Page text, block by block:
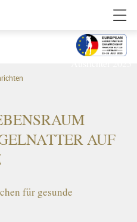
AUF
für gesunde